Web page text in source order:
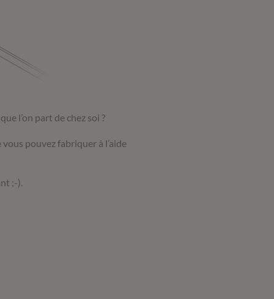
l’on part de chez soi ?
pouvez fabriquer à l’aide
;-).